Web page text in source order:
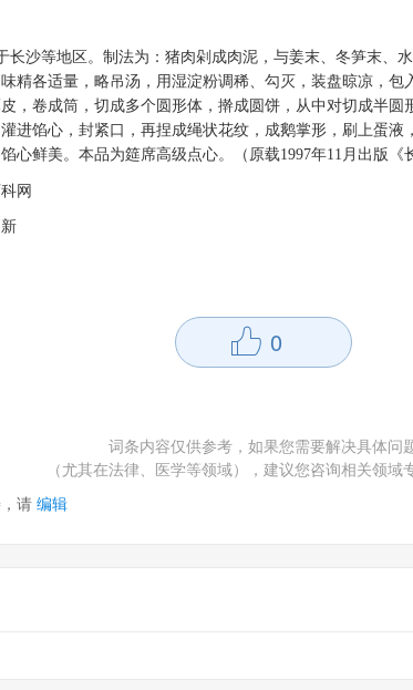
长沙等地区。制法为：猪肉剁成肉泥，与姜末、冬笋末、
精各适量，略吊汤，用湿淀粉调稀、勾灭，装盘晾凉，
，卷成筒，切成多个圆形体，擀成 圆 饼，从中对切成半圆
进馅心，封紧口，再捏成绳状花纹，成鹅掌形，刷上蛋
心鲜美。本品为筵席高级点心。
（原载1997年11月出版
网
0
词条内容仅供参考，如果您需要解决具体问
（尤其在法律、医学等领域），建议您咨询相关领域
请 编辑